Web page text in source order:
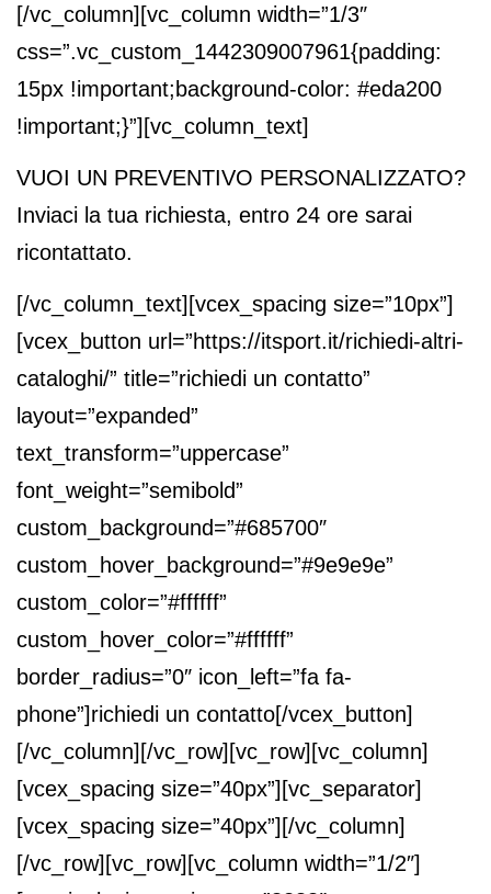
[/vc_column][vc_column width=”1/3″
css=”.vc_custom_1442309007961{padding:
15px !important;background-color: #eda200
!important;}”][vc_column_text]
VUOI UN PREVENTIVO PERSONALIZZATO?
Inviaci la tua richiesta, entro 24 ore sarai
ricontattato.
[/vc_column_text][vcex_spacing size=”10px”]
[vcex_button url=”https://itsport.it/richiedi-altri-
cataloghi/” title=”richiedi un contatto”
layout=”expanded”
text_transform=”uppercase”
font_weight=”semibold”
custom_background=”#685700″
custom_hover_background=”#9e9e9e”
custom_color=”#ffffff”
custom_hover_color=”#ffffff”
border_radius=”0″ icon_left=”fa fa-
phone”]richiedi un contatto[/vcex_button]
[/vc_column][/vc_row][vc_row][vc_column]
[vcex_spacing size=”40px”][vc_separator]
[vcex_spacing size=”40px”][/vc_column]
[/vc_row][vc_row][vc_column width=”1/2″]